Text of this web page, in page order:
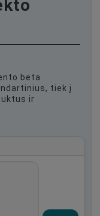
beta
tiek į
ir